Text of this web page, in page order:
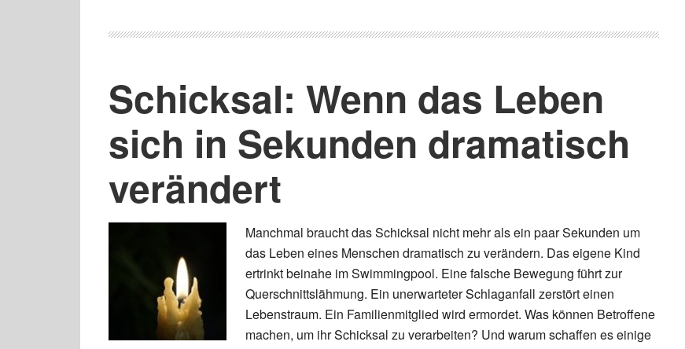
Schicksal: Wenn das Leben
sich in Sekunden dramatisch
verändert
Manchmal braucht das Schicksal nicht mehr als ein paar Sekunden um
das Leben eines Menschen dramatisch zu verändern. Das eigene Kind
ertrinkt beinahe im Swimmingpool. Eine falsche Bewegung führt zur
Querschnittslähmung. Ein unerwarteter Schlaganfall zerstört einen
Lebenstraum. Ein Familienmitglied wird ermordet. Was können Betroffene
machen, um ihr Schicksal zu verarbeiten? Und warum schaffen es einige